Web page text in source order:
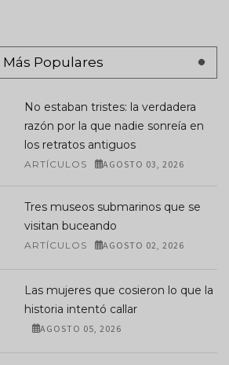
Más Populares
No estaban tristes: la verdadera
razón por la que nadie sonreía en
los retratos antiguos
ARTÍCULOS AGOSTO 03, 2026
Tres museos submarinos que se
visitan buceando
ARTÍCULOS AGOSTO 02, 2026
Las mujeres que cosieron lo que la
historia intentó callar
AGOSTO 05, 2026